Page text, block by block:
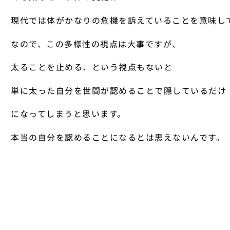
現代では体がかなりの危機を訴えていることを意味し
なので、この多様性の視点は大事ですが、
太ることを止める、という視点もないと
単に太った自分を世間が認めることで隠しているだけ
になってしまうと思います。
本当の自分を認めることになるとは思えないんです。